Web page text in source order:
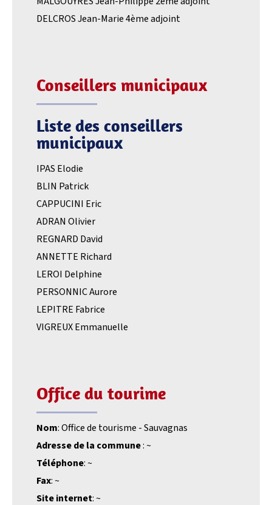
DELCROS Jean-Marie 4ème adjoint
Conseillers municipaux
Liste des conseillers
municipaux
IPAS Elodie
BLIN Patrick
CAPPUCINI Eric
ADRAN Olivier
REGNARD David
ANNETTE Richard
LEROI Delphine
PERSONNIC Aurore
LEPITRE Fabrice
VIGREUX Emmanuelle
Office du tourime
Nom: Office de tourisme - Sauvagnas
Adresse de la commune: ~
Téléphone: ~
Fax: ~
Site internet: ~